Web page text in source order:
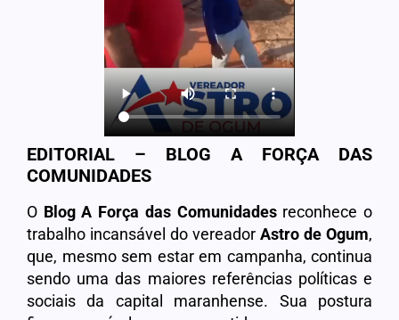
EDITORIAL – BLOG A FORÇA DAS
COMUNIDADES
O Blog A Força das Comunidadesreconhece o
trabalho incansável do vereador Astro de Ogum,
que, mesmo sem estar em campanha, continua
sendo uma das maiores referências políticas e
sociais da capital maranhense. Sua postura